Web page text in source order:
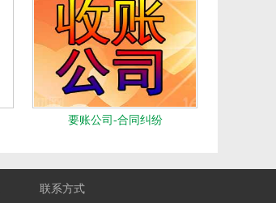
要账公司-合同纠纷
联系方式